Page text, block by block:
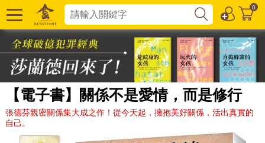
0
【電子書】關係不是愛情，而是修行
張德芬親密關係集大成之作！從今天起，擁抱美好關係，活出真實的
自己。